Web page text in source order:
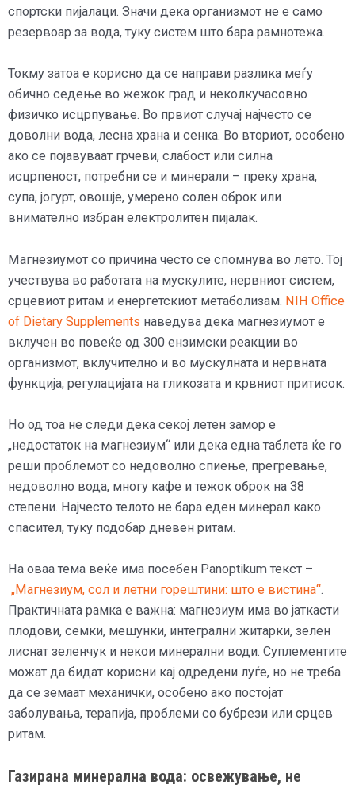
спортски пијалаци. Значи дека организмот не е само
резервоар за вода, туку систем што бара рамнотежа.
Токму затоа е корисно да се направи разлика меѓу
обично седење во жежок град и неколкучасовно
физичко исцрпување. Во првиот случај најчесто се
доволни вода, лесна храна и сенка. Во вториот, особено
ако се појавуваат грчеви, слабост или силна
исцрпеност, потребни се и минерали – преку храна,
супа, јогурт, овошје, умерено солен оброк или
внимателно избран електролитен пијалак.
Магнезиумот со причина често се спомнува во лето. Тој
учествува во работата на мускулите, нервниот систем,
срцевиот ритам и енергетскиот метаболизам. NIH Office
of Dietary Supplements наведува дека магнезиумот е
вклучен во повеќе од 300 ензимски реакции во
организмот, вклучително и во мускулната и нервната
функција, регулацијата на гликозата и крвниот притисок.
Но од тоа не следи дека секој летен замор е
„недостаток на магнезиум“ или дека една таблета ќе го
реши проблемот со недоволно спиење, прегревање,
недоволно вода, многу кафе и тежок оброк на 38
степени. Најчесто телото не бара еден минерал како
спасител, туку подобар дневен ритам.
На оваа тема веќе има посебен Panoptikum текст –
„Магнезиум, сол и летни горештини: што е вистина“.
Практичната рамка е важна: магнезиум има во јаткасти
плодови, семки, мешунки, интегрални житарки, зелен
лиснат зеленчук и некои минерални води. Суплементите
можат да бидат корисни кај одредени луѓе, но не треба
да се земаат механички, особено ако постојат
заболувања, терапија, проблеми со бубрези или срцев
ритам.
Газирана минерална вода: освежување, не